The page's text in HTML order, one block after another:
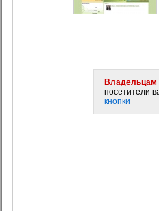
Владельцам
посетители
кнопки